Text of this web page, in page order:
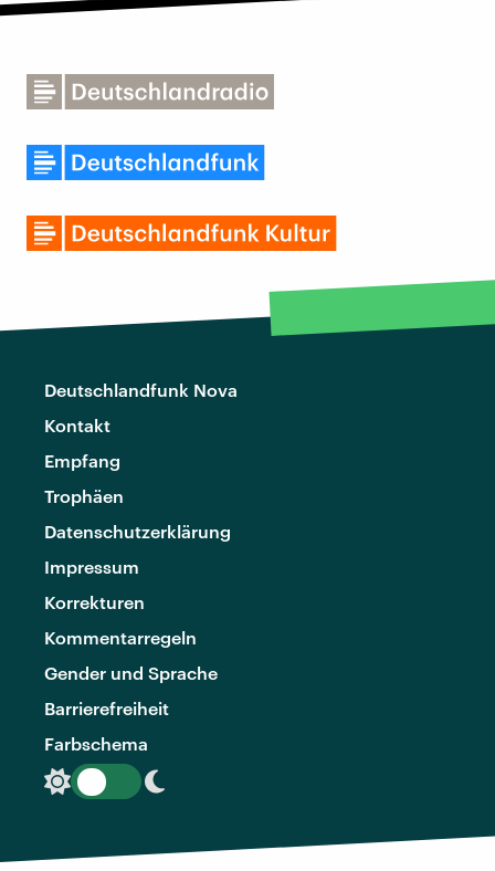
Deutschlandfunk Nova
Kontakt
Empfang
Trophäen
Datenschutzerklärung
Impressum
Korrekturen
Kommentarregeln
Gender und Sprache
Barrierefreiheit
Farbschema